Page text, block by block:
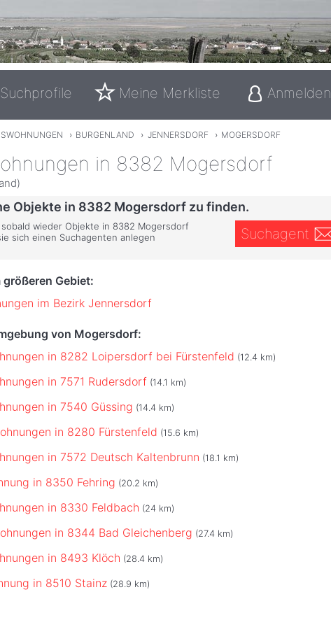
Meine Merkliste Anmelden
› BURGENLAND › JENNERSDORF › MOGERSDORF
in 8382 Mogersdorf
Objekte in 8382 Mogersdorf zu finden.
wieder Objekte in 8382 Mogersdorf
sich einen Suchagenten anlegen
Suchagent
größeren Gebiet:
im Bezirk Jennersdorf
von Mogersdorf:
in 8282 Loipersdorf bei Fürstenfeld (12.4 km)
in 7571 Rudersdorf (14.1 km)
in 7540 Güssing (14.4 km)
in 8280 Fürstenfeld (15.6 km)
in 7572 Deutsch Kaltenbrunn (18.1 km)
in 8350 Fehring (20.2 km)
in 8330 Feldbach (24 km)
in 8344 Bad Gleichenberg (27.4 km)
in 8493 Klöch (28.4 km)
in 8510 Stainz (28.9 km)